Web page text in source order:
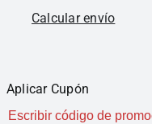
Calcular envío
Aplicar Cupón